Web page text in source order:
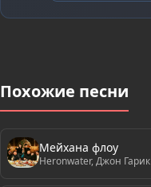
Похожие песни
Мейхана флоу
Heronwater, Джон Гарик